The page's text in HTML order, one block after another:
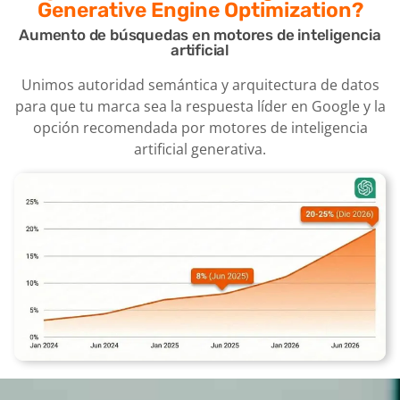
Generative Engine Optimization?
Aumento de búsquedas en motores de inteligencia
artificial
Unimos autoridad semántica y arquitectura de datos
para que tu marca sea la respuesta líder en Google y la
opción recomendada por motores de inteligencia
artificial generativa.